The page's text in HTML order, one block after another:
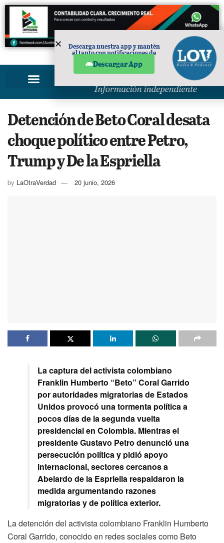
PUBLICIDAD
Detención de Beto Coral desata
choque político entre Petro,
Trump y De la Espriella
by LaOtraVerdad 20 junio, 2026
La captura del activista colombiano
Franklin Humberto “Beto” Coral Garrido
por autoridades migratorias de Estados
Unidos provocó una tormenta política a
pocos días de la segunda vuelta
presidencial en Colombia. Mientras el
presidente Gustavo Petro denunció una
persecución política y pidió apoyo
internacional, sectores cercanos a
Abelardo de la Espriella respaldaron la
medida argumentando razones
migratorias y de política exterior.
La detención del activista colombiano Franklin Humberto
Coral Garrido, conocido en redes sociales como Beto
Descarga nuestra app y mantén
al tanto con notificaciones de
Descargar App